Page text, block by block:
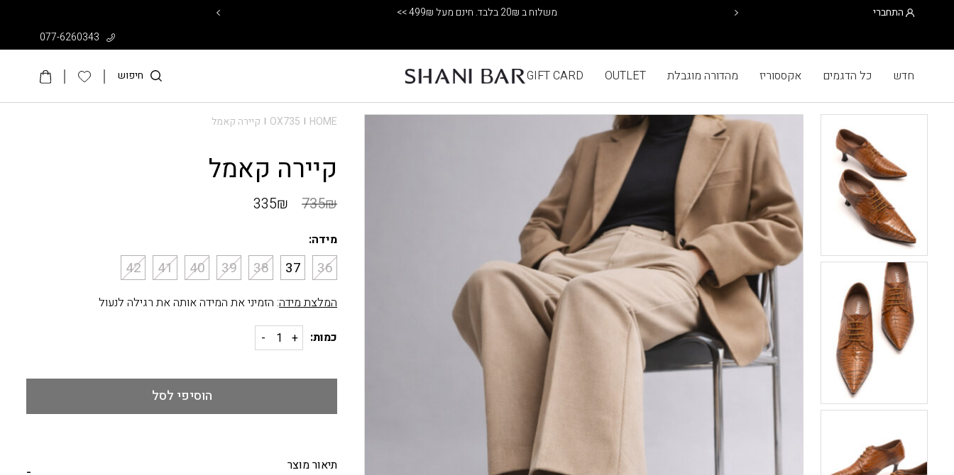
התחברי
חדש כל הדגמים אקססוריז מהדורה מוגבלת OUTLET
GIFT CARD חיפוש
HOME
|
OX735
| קיירה קאמל
קיירה קאמל
735₪
335₪
מידה:
36
37
38
39
40
41
42
המלצת מידה: הזמיני את המידה אותה את רגילה לנעול
כמות:
הוסיפי לסל
תיאור מוצר